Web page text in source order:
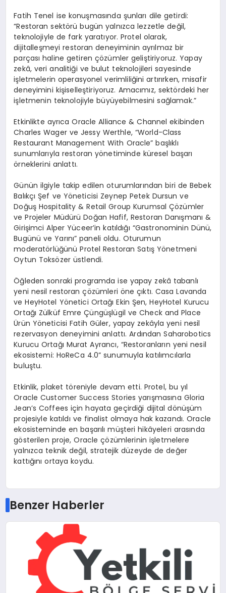
Fatih Tenel ise konuşmasında şunları dile getirdi:
“Restoran sektörü bugün yalnızca lezzetle değil,
teknolojiyle de fark yaratıyor. Protel olarak,
dijitalleşmeyi restoran deneyiminin ayrılmaz bir
parçası haline getiren çözümler geliştiriyoruz. Yapay
zekâ, veri analitiği ve bulut teknolojileri sayesinde
işletmelerin operasyonel verimliliğini artırırken, misafir
deneyimini kişiselleştiriyoruz. Amacımız, sektördeki her
işletmenin teknolojiyle büyüyebilmesini sağlamak.”
Etkinlikte ayrıca Oracle Alliance & Channel ekibinden
Charles Wager ve Jessy Werthle, “World-Class
Restaurant Management With Oracle” başlıklı
sunumlarıyla restoran yönetiminde küresel başarı
örneklerini anlattı.
Günün ilgiyle takip edilen oturumlarından biri de Bebek
Balıkçı Şef ve Yöneticisi Zeynep Petek Dursun ve
Doğuş Hospitality & Retail Group Kurumsal Çözümler
ve Projeler Müdürü Doğan Hafif, Restoran Danışmanı &
Girişimci Alper Yüceer’in katıldığı “Gastronominin Dünü,
Bugünü ve Yarını” paneli oldu. Oturumun
moderatörlüğünü Protel Restoran Satış Yönetmeni
Oytun Toksözer üstlendi.
Öğleden sonraki programda ise yapay zekâ tabanlı
yeni nesil restoran çözümleri öne çıktı. Casa Lavanda
ve HeyHotel Yönetici Ortağı Ekin Şen, HeyHotel Kurucu
Ortağı Zülküf Emre Çüngüşlügil ve Check and Place
Ürün Yöneticisi Fatih Güler, yapay zekâyla yeni nesil
rezervasyon deneyimini anlattı. Ardından Saharobotics
Kurucu Ortağı Murat Ayrancı, “Restoranların yeni nesil
ekosistemi: HoReCa 4.0” sunumuyla katılımcılarla
buluştu.
Etkinlik, plaket töreniyle devam etti. Protel, bu yıl
Oracle Customer Success Stories yarışmasına Gloria
Jean’s Coffees için hayata geçirdiği dijital dönüşüm
projesiyle katıldı ve finalist olmaya hak kazandı. Oracle
ekosisteminde en başarılı müşteri hikâyeleri arasında
gösterilen proje, Oracle çözümlerinin işletmelere
yalnızca teknik değil, stratejik düzeyde de değer
kattığını ortaya koydu.
Benzer Haberler